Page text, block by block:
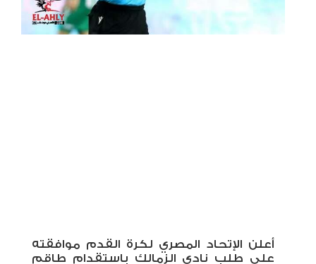
أعلن الإتحاد المصري لكرة القدم موافقته
على طلب نادي الزمالك باستقدام طاقم